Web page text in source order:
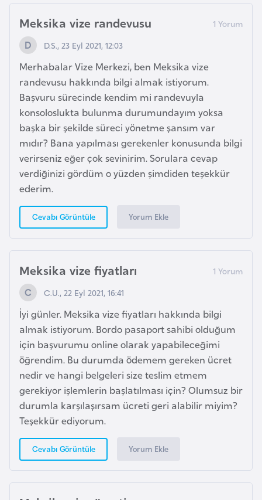
Meksika vize randevusu
D.S., 23 Eyl 2021, 12:03
Merhabalar Vize Merkezi, ben Meksika vize
randevusu hakkında bilgi almak istiyorum.
Başvuru sürecinde kendim mi randevuyla
konsoloslukta bulunma durumundayım yoksa
başka bir şekilde süreci yönetme şansım var
mıdır? Bana yapılması gerekenler konusunda bilgi
verirseniz eğer çok sevinirim. Sorulara cevap
verdiğinizi gördüm o yüzden şimdiden teşekkür
ederim.
Cevabı Görüntüle Yorum Ekle
Meksika vize fiyatları
C.U., 22 Eyl 2021, 16:41
İyi günler. Meksika vize fiyatları hakkında bilgi
almak istiyorum. Bordo pasaport sahibi olduğum
için başvurumu online olarak yapabileceğimi
öğrendim. Bu durumda ödemem gereken ücret
nedir ve hangi belgeleri size teslim etmem
gerekiyor işlemlerin başlatılması için? Olumsuz bir
durumla karşılaşırsam ücreti geri alabilir miyim?
Teşekkür ediyorum.
Cevabı Görüntüle Yorum Ekle
i
y
o
p
y
a
F
i
l
d
i
ş
i
S
a
h
i
l
i
F
i
n
l
a
n
d
i
y
a